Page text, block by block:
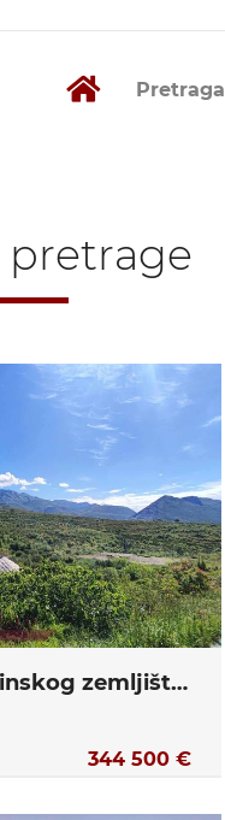
Pretraga
pretrage
Prodaja građevinskog zemljišta Mravince, Solin
344 500 €